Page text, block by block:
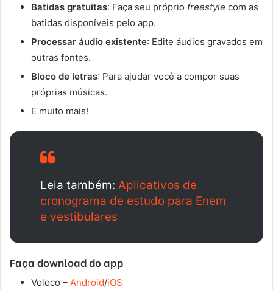
Batidas gratuitas: Faça seu próprio freestyle com as
batidas disponíveis pelo app.
Processar áudio existente: Edite áudios gravados em
outras fontes.
Bloco de letras: Para ajudar você a compor suas
próprias músicas.
E muito mais!
Leia também: Aplicativos de
cronograma de estudo para Enem
e vestibulares
Faça download do app
Voloco – Android/iOS